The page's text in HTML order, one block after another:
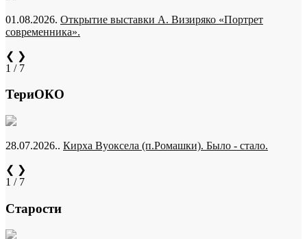
01.08.2026. Открытие выставки А. Визиряко «Портрет
современника».
❮ ❯
1 / 7
ТериОКО
28.07.2026.. Кирха Вуоксела (п.Ромашки). Было - стало.
❮ ❯
1 / 7
Старости